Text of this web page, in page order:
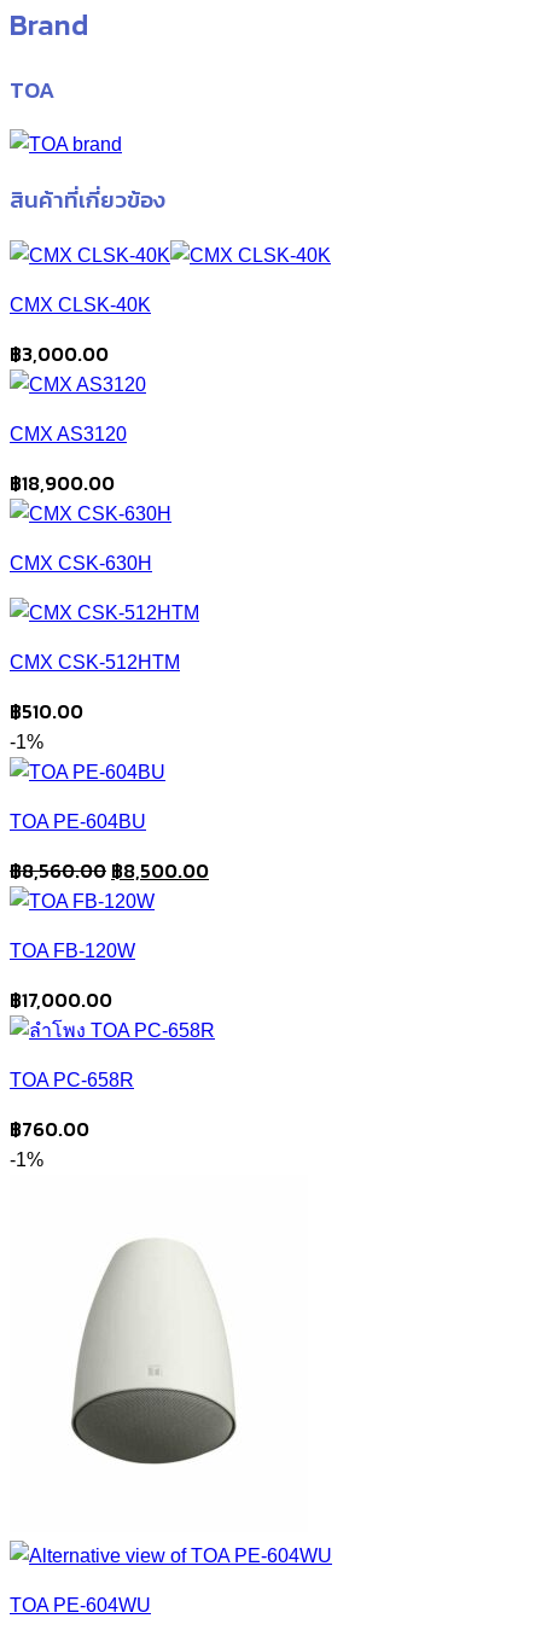
Brand
TOA
สินค้าที่เกี่ยวข้อง
CMX CLSK-40K
฿3,000.00
CMX AS3120
฿18,900.00
CMX CSK-630H
CMX CSK-512HTM
฿510.00
-1%
TOA PE-604BU
฿8,560.00 Original
price
฿8,560.00.
฿8,500.00Current
TOA FB-120W
฿17,000.00
TOA PC-658R
฿760.00
-1%
TOA PE-604WU